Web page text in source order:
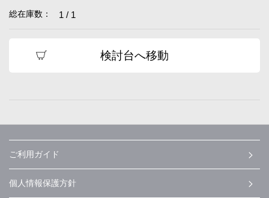
総在庫数： 1 / 1
検討台へ移動
ご利用ガイド
個人情報保護方針